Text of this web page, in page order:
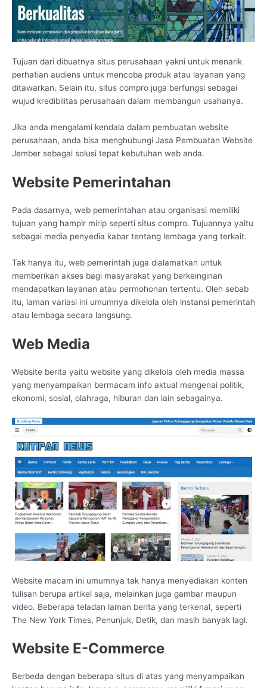
Tujuan dari dibuatnya situs perusahaan yakni untuk menarik
perhatian audiens untuk mencoba produk atau layanan yang
ditawarkan. Selain itu, situs compro juga berfungsi sebagai
wujud kredibilitas perusahaan dalam membangun usahanya.
Jika anda mengalami kendala dalam pembuatan website
perusahaan, anda bisa menghubungi Jasa Pembuatan Website
Jember sebagai solusi tepat kebutuhan web anda.
Website Pemerintahan
Pada dasarnya, web pemerintahan atau organisasi memiliki
tujuan yang hampir mirip seperti situs compro. Tujuannya yaitu
sebagai media penyedia kabar tentang lembaga yang terkait.
Tak hanya itu, web pemerintah juga dialamatkan untuk
memberikan akses bagi masyarakat yang berkeinginan
mendapatkan layanan atau permohonan tertentu. Oleh sebab
itu, laman variasi ini umumnya dikelola oleh instansi pemerintah
atau lembaga secara langsung.
Web Media
Website berita yaitu website yang dikelola oleh media massa
yang menyampaikan bermacam info aktual mengenai politik,
ekonomi, sosial, olahraga, hiburan dan lain sebagainya.
Website macam ini umumnya tak hanya menyediakan konten
tulisan berupa artikel saja, melainkan juga gambar maupun
video. Beberapa teladan laman berita yang terkenal, seperti
The New York Times, Penunjuk, Detik, dan masih banyak lagi.
Website E-Commerce
Berbeda dengan beberapa situs di atas yang menyampaikan